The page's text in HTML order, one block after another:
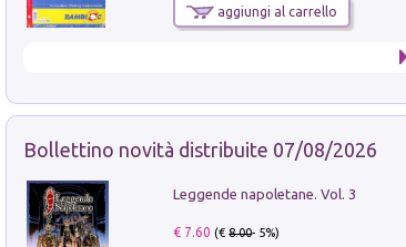
aggiungi al carrello
Bollettino novità distribuite 07/08/2026
Leggende napoletane. Vol. 3
€ 7.60 (€8.00- 5%)